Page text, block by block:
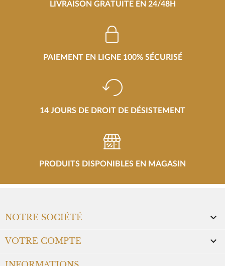
LIVRAISON GRATUITE EN 24/48H
PAIEMENT EN LIGNE 100% SÉCURISÉ
14 JOURS DE DROIT DE DÉSISTEMENT
PRODUITS DISPONIBLES EN MAGASIN
NOTRE SOCIÉTÉ 
VOTRE COMPTE 